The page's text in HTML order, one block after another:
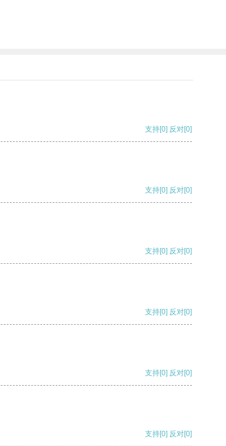
支持[0] 反对[0]
支持[0] 反对[0]
支持[0] 反对[0]
支持[0] 反对[0]
支持[0] 反对[0]
支持[0] 反对[0]